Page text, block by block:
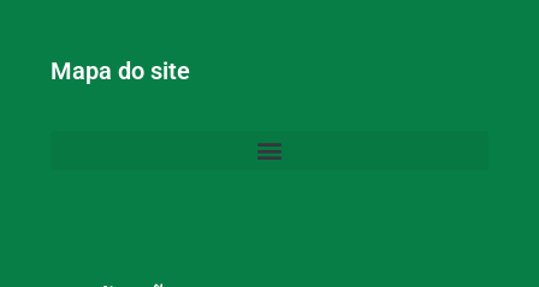
Mapa do site